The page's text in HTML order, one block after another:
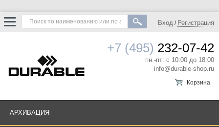
Вход / Регистрация
+7 (495) 232-07-42
пн.-пт: с 10:00 до 18:00
info@durable-shop.ru
Корзина
АРХИВАЦИЯ